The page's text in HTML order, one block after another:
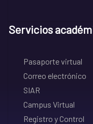
Servicios
Pasaporte virtual
Correo electrónico
SIAR
Campus Virtual
Registro y Control